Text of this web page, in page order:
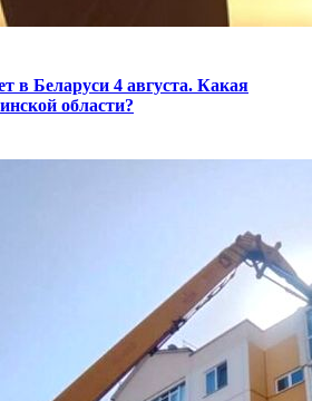
в Беларуси 4 августа. Какая
области?